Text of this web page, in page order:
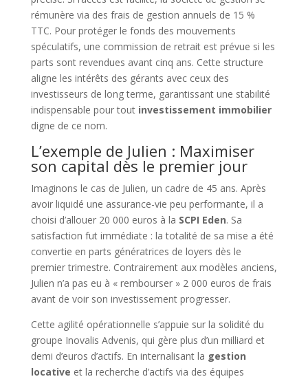
rémunère via des frais de gestion annuels de 15 %
TTC. Pour protéger le fonds des mouvements
spéculatifs, une commission de retrait est prévue si les
parts sont revendues avant cinq ans. Cette structure
aligne les intérêts des gérants avec ceux des
investisseurs de long terme, garantissant une stabilité
indispensable pour tout investissement immobilier
digne de ce nom.
L’exemple de Julien : Maximiser
son capital dès le premier jour
Imaginons le cas de Julien, un cadre de 45 ans. Après
avoir liquidé une assurance-vie peu performante, il a
choisi d’allouer 20 000 euros à la SCPI Eden. Sa
satisfaction fut immédiate : la totalité de sa mise a été
convertie en parts génératrices de loyers dès le
premier trimestre. Contrairement aux modèles anciens,
Julien n’a pas eu à « rembourser » 2 000 euros de frais
avant de voir son investissement progresser.
Cette agilité opérationnelle s’appuie sur la solidité du
groupe Inovalis Advenis, qui gère plus d’un milliard et
demi d’euros d’actifs. En internalisant la gestion
locative et la recherche d’actifs via des équipes